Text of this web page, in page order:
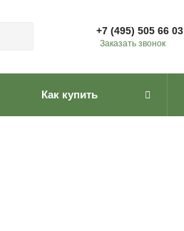
+7 (495) 505 66 03
Заказать звонок
Как купить